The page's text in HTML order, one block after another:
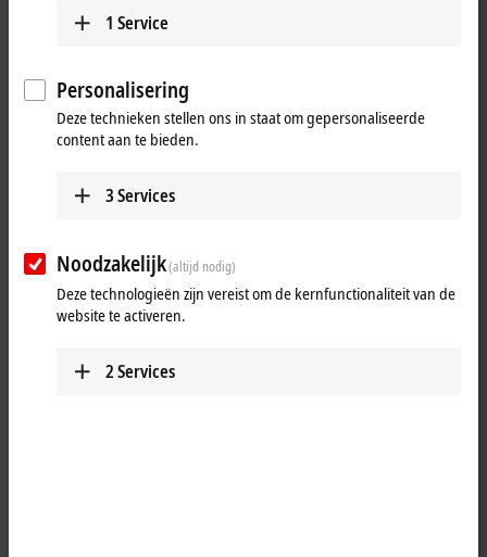
Apr 27, 2018
communication topologies
Technology studies show how EtherCAT can be combined with new
network concepts.
More about this video
1 Service
Personalisering
Deze technieken stellen ons in staat om gepersonaliseerde
content aan te bieden.
3Services
Noodzakelijk(altijd nodig)
Deze technologieën zijn vereist om de kernfunctionaliteit van de
website te activeren.
2Services